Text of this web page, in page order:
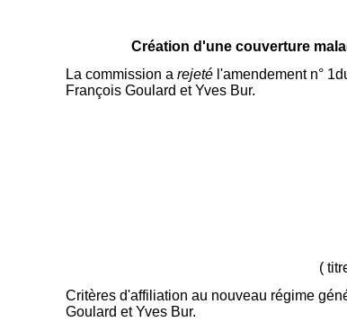
Création d'une couverture
La commission a rejeté l'amendement n°
François Goulard et Yves Bur.
(
Critères d'affiliation au nouveau régime
Goulard et Yves Bur.